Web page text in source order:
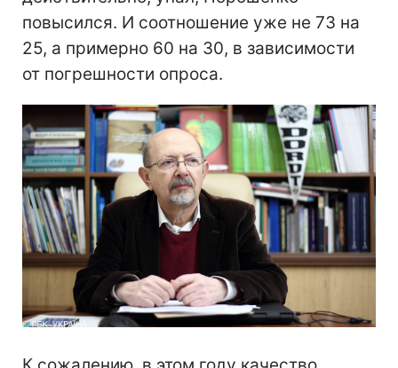
повысился. И соотношение уже не 73 на
25, а примерно 60 на 30, в зависимости
от погрешности опроса.